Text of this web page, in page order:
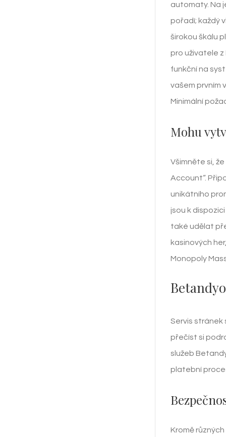
automaty. Na
pořadí; každý
širokou škálu
pro uživatele z
funkční na
vašem prvním
Minimální
Mohu
Všimněte si,
Account“.
unikátního
jsou k
také udělat
kasinových
Monopoly
Servis stránek
přečíst si
služeb
platební
Kromě